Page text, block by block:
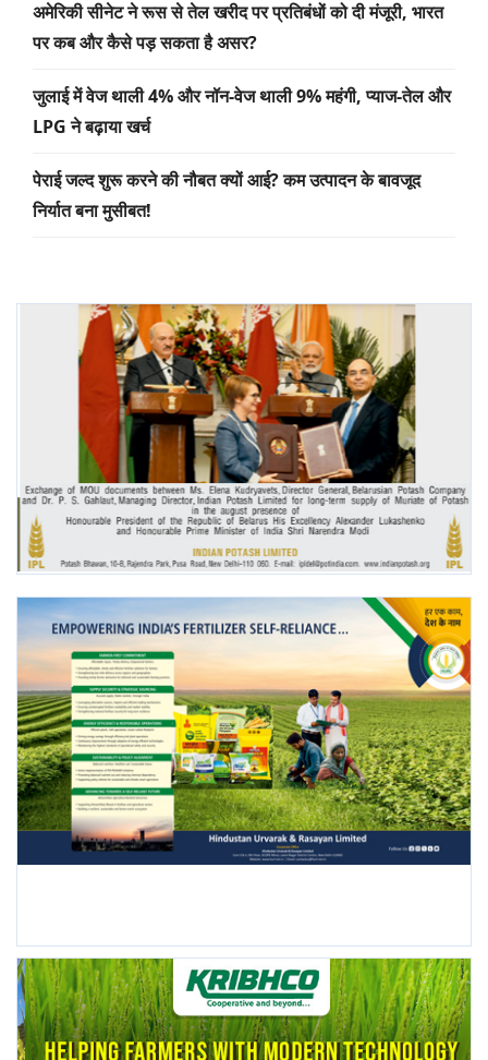
अमेरिकी सीनेट ने रूस से तेल खरीद पर प्रतिबंधों को दी मंजूरी, भारत
पर कब और कैसे पड़ सकता है असर?
जुलाई में वेज थाली 4% और नॉन-वेज थाली 9% महंगी, प्याज-तेल और
LPG ने बढ़ाया खर्च
पेराई जल्द शुरू करने की नौबत क्यों आई? कम उत्पादन के बावजूद
निर्यात बना मुसीबत!